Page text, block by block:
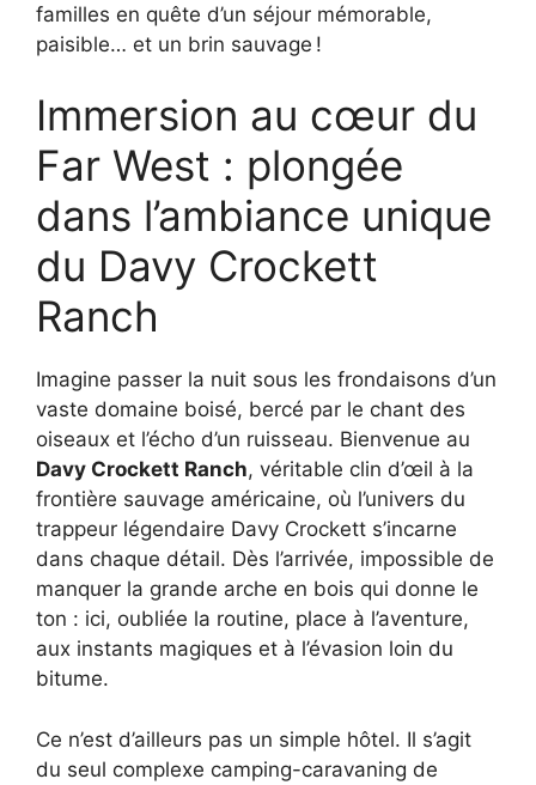
familles en quête d’un séjour mémorable,
paisible… et un brin sauvage !
Immersion au cœur du
Far West : plongée
dans l’ambiance unique
du Davy Crockett
Ranch
Imagine passer la nuit sous les frondaisons d’un
vaste domaine boisé, bercé par le chant des
oiseaux et l’écho d’un ruisseau. Bienvenue au
Davy Crockett Ranch, véritable clin d’œil à la
frontière sauvage américaine, où l’univers du
trappeur légendaire Davy Crockett s’incarne
dans chaque détail. Dès l’arrivée, impossible de
manquer la grande arche en bois qui donne le
ton : ici, oubliée la routine, place à l’aventure,
aux instants magiques et à l’évasion loin du
bitume.
Ce n’est d’ailleurs pas un simple hôtel. Il s’agit
du seul complexe camping-caravaning de